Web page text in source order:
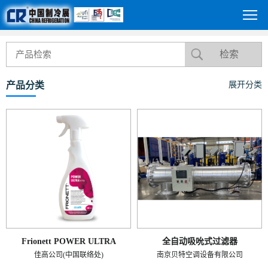
产品分类 展开分类
Frionett POWER ULTRA
佳高公司(中国联络处)
全自动吸吮式过滤器
南京贝特空调设备有限公司